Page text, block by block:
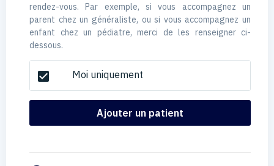
rendez-vous. Par exemple, si vous accompagnez un
parent chez un généraliste, ou si vous accompagnez un
enfant chez un pédiatre, merci de les renseigner ci-
dessous.
check_box Moi uniquement
Ajouter un patient